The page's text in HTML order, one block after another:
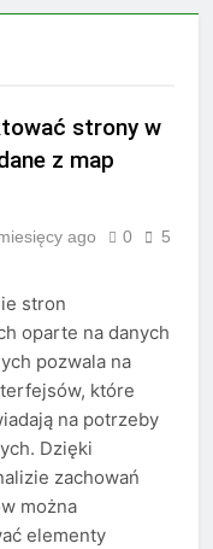
strony w
z map
ago 0
5
stron
oparte na danych
pozwala na
które
na potrzeby
Dzięki
zachowań
można
elementy